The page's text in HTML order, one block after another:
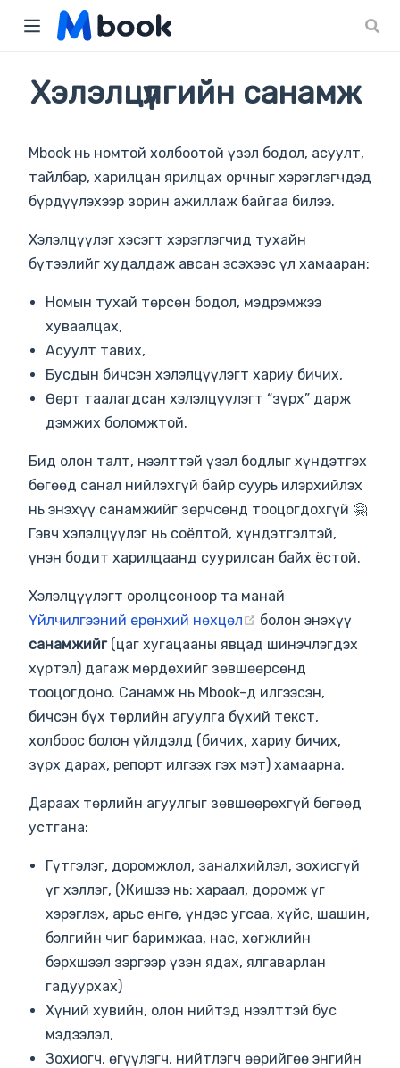
Хэлэлцүүлгийн санамж
Mbook нь номтой холбоотой үзэл бодол, асуулт,
тайлбар, харилцан ярилцах орчныг хэрэглэгчдэд
бүрдүүлэхээр зорин ажиллаж байгаа билээ.
Хэлэлцүүлэг хэсэгт хэрэглэгчид тухайн
бүтээлийг худалдаж авсан эсэхээс үл хамааран:
Номын тухай төрсөн бодол, мэдрэмжээ
хуваалцах,
Асуулт тавих,
Бусдын бичсэн хэлэлцүүлэгт хариу бичих,
Өөрт таалагдсан хэлэлцүүлэгт “зүрх” дарж
дэмжих боломжтой.
Бид олон талт, нээлттэй үзэл бодлыг хүндэтгэх
бөгөөд санал нийлэхгүй байр суурь илэрхийлэх
нь энэхүү санамжийг зөрчсөнд тооцогдохгүй 🤗
Гэвч хэлэлцүүлэг нь соёлтой, хүндэтгэлтэй,
үнэн бодит харилцаанд суурилсан байх ёстой.
Хэлэлцүүлэгт оролцсоноор та манай
Үйлчилгээний ерөнхий нөхцөл
(opens new window)
болон энэхүү
санамжийг(цаг хугацааны явцад шинэчлэгдэх
хүртэл) дагаж мөрдөхийг зөвшөөрсөнд
тооцогдоно. Санамж нь Mbook-д илгээсэн,
бичсэн бүх төрлийн агуулга бүхий текст,
холбоос болон үйлдэлд (бичих, хариу бичих,
зүрх дарах, репорт илгээх гэх мэт) хамаарна.
Дараах төрлийн агуулгыг зөвшөөрөхгүй бөгөөд
устгана:
Гүтгэлэг, доромжлол, заналхийлэл, зохисгүй
үг хэллэг, (Жишээ нь: хараал, доромж үг
хэрэглэх, арьс өнгө, үндэс угсаа, хүйс, шашин,
бэлгийн чиг баримжаа, нас, хөгжлийн
бэрхшээл зэргээр үзэн ядах, ялгаварлан
гадуурхах)
Хүний хувийн, олон нийтэд нээлттэй бус
мэдээлэл,
Зохиогч, өгүүлэгч, нийтлэгч өөрийгөө энгийн